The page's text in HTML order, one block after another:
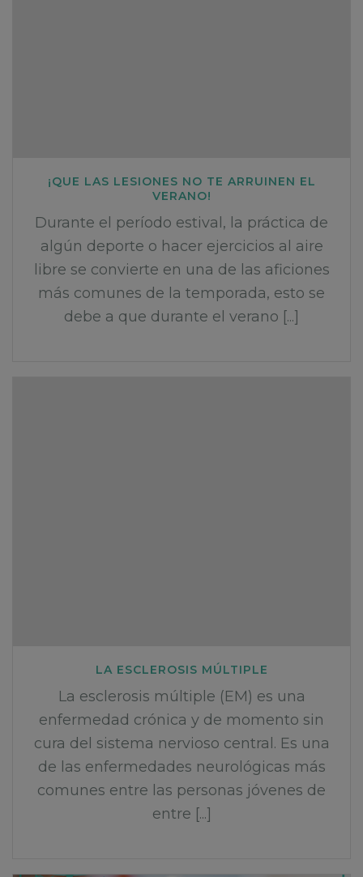
¡QUE LAS LESIONES NO TE ARRUINEN EL
VERANO!
Durante el período estival, la práctica de
algún deporte o hacer ejercicios al aire
libre se convierte en una de las aficiones
más comunes de la temporada, esto se
debe a que durante el verano [...]
LA ESCLEROSIS MÚLTIPLE
La esclerosis múltiple (EM) es una
enfermedad crónica y de momento sin
cura del sistema nervioso central. Es una
de las enfermedades neurológicas más
comunes entre las personas jóvenes de
entre [...]